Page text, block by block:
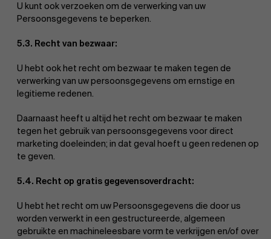
U kunt ook verzoeken om de verwerking van uw
Persoonsgegevens te beperken.
5.3. Recht van bezwaar:
U hebt ook het recht om bezwaar te maken tegen de
verwerking van uw persoonsgegevens om ernstige en
legitieme redenen.
Daarnaast heeft u altijd het recht om bezwaar te maken
tegen het gebruik van persoonsgegevens voor direct
marketing doeleinden; in dat geval hoeft u geen redenen op
te geven.
5.4. Recht op gratis gegevensoverdracht:
U hebt het recht om uw Persoonsgegevens die door us
worden verwerkt in een gestructureerde, algemeen
gebruikte en machineleesbare vorm te verkrijgen en/of over